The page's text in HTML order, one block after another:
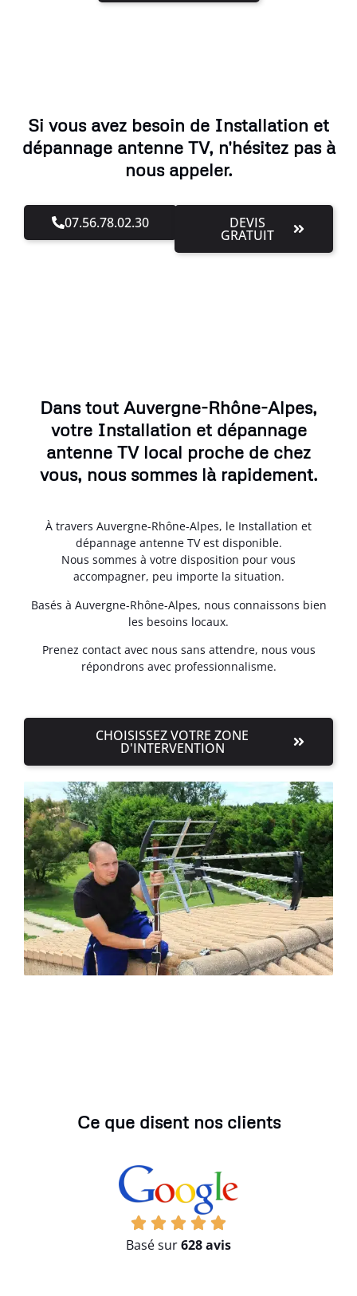
Si vous avez besoin de Installation et
dépannage antenne TV, n'hésitez pas à
nous appeler.
07.56.78.02.30 DEVIS
GRATUIT
Dans tout Auvergne-Rhône-Alpes,
votre Installation et dépannage
antenne TV local proche de chez
vous, nous sommes là rapidement.
À travers Auvergne-Rhône-Alpes, le Installation et
dépannage antenne TV est disponible.
Nous sommes à votre disposition pour vous
accompagner, peu importe la situation.
Basés à Auvergne-Rhône-Alpes, nous connaissons bien
les besoins locaux.
Prenez contact avec nous sans attendre, nous vous
répondrons avec professionnalisme.
CHOISISSEZ VOTRE ZONE
D'INTERVENTION
Ce que disent nos clients
Basé sur628 avis